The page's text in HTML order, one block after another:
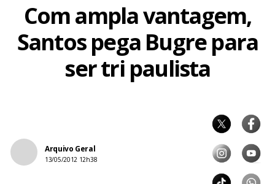
Com ampla vantagem,
Santos pega Bugre para
ser tri paulista
Arquivo Geral
13/05/2012 12h38